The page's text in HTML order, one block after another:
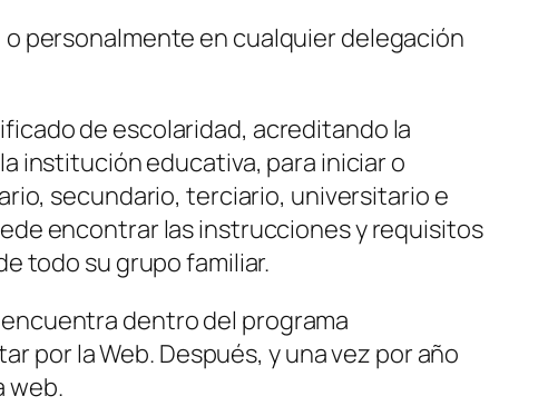
o personalmente en cualquier delegación
de escolaridad, acreditando la
institución educativa, para iniciar o
secundario, terciario, universitario e
encontrar las instrucciones y requisitos
todo su grupo familiar.
dentro del programa
por la Web. Después, y una vez por año
web.